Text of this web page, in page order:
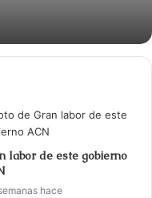
labor de este gobierno
hace